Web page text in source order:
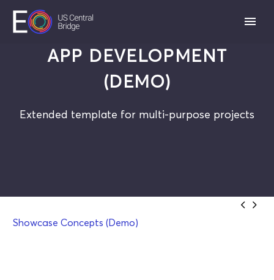
APP DEVELOPMENT
(DEMO)
Extended template for multi-purpose projects
 
Showcase Concepts (Demo)